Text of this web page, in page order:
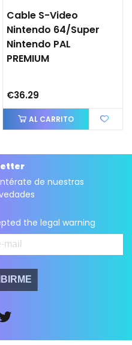
Cable S-Video
Nintendo 64/Super
Nintendo PAL
PREMIUM
€36.29
AL CARRITO
de nuestras
the legal warning